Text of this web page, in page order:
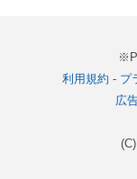
利用規約 - プ
広